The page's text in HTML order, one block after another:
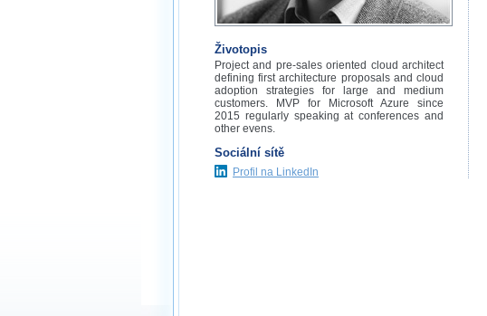
Životopis
Project and pre-sales oriented cloud architect
defining first architecture proposals and cloud
adoption strategies for large and medium
customers. MVP for Microsoft Azure since
2015 regularly speaking at conferences and
other evens.
Sociální sítě
Profil na LinkedIn